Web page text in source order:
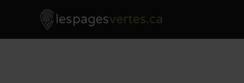
Skip to contentLes Pages Vertes - Go to homepage